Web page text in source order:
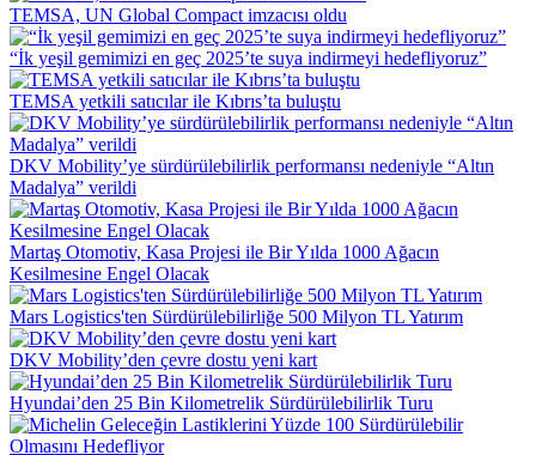
TEMSA, UN Global Compact imzacısı oldu
“İk yeşil gemimizi en geç 2025’te suya indirmeyi hedefliyoruz”
TEMSA yetkili satıcılar ile Kıbrıs’ta buluştu
DKV Mobility’ye sürdürülebilirlik performansı nedeniyle “Altın
Madalya” verildi
Martaş Otomotiv, Kasa Projesi ile Bir Yılda 1000 Ağacın
Kesilmesine Engel Olacak
Mars Logistics'ten Sürdürülebilirliğe 500 Milyon TL Yatırım
DKV Mobility’den çevre dostu yeni kart
Hyundai’den 25 Bin Kilometrelik Sürdürülebilirlik Turu